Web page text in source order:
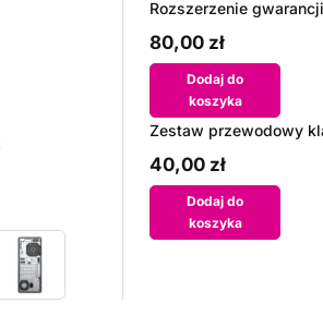
Rozszerzenie
80,00 zł
Dodaj do
koszyka
Zestaw przewodowy
40,00 zł
Dodaj do
koszyka